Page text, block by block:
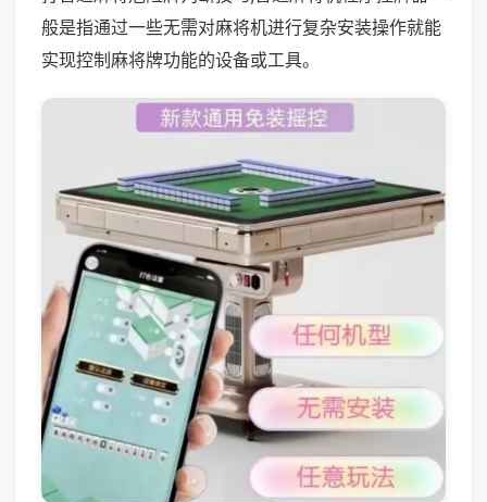
般是指通过一些无需对麻将机进行复杂安装操作就能
实现控制麻将牌功能的设备或工具。